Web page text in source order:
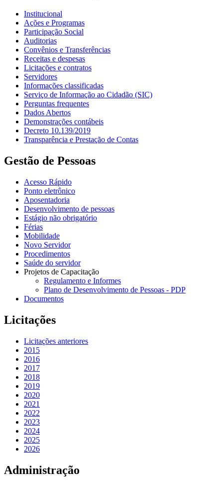
Institucional
Ações e Programas
Participação Social
Auditorias
Convênios e Transferências
Receitas e despesas
Licitações e contratos
Servidores
Informações classificadas
Serviço de Informação ao Cidadão (SIC)
Perguntas frequentes
Dados Abertos
Demonstrações contábeis
Decreto 10.139/2019
Transparência e Prestação de Contas
Gestão de Pessoas
Acesso Rápido
Ponto eletrônico
Aposentadoria
Desenvolvimento de pessoas
Estágio não obrigatório
Férias
Mobilidade
Novo Servidor
Procedimentos
Saúde do servidor
Projetos de Capacitação
Regulamento e Informes
Plano de Desenvolvimento de Pessoas - PDP
Documentos
Licitações
Licitações anteriores
2015
2016
2017
2018
2019
2020
2021
2022
2023
2024
2025
2026
Administração